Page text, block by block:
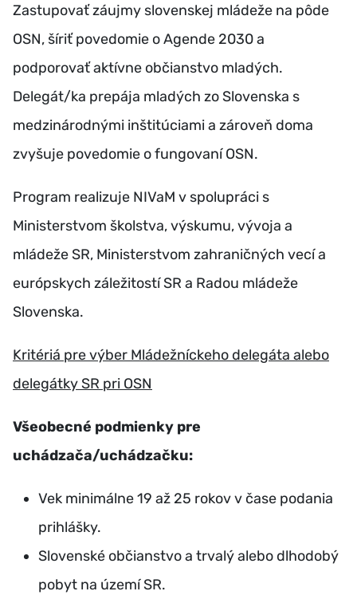
Zastupovať záujmy slovenskej mládeže na pôde
OSN, šíriť povedomie o Agende 2030 a
podporovať aktívne občianstvo mladých.
Delegát/ka prepája mladých zo Slovenska s
medzinárodnými inštitúciami a zároveň doma
zvyšuje povedomie o fungovaní OSN.
Program realizuje NIVaM v spolupráci s
Ministerstvom školstva, výskumu, vývoja a
mládeže SR, Ministerstvom zahraničných vecí a
európskych záležitostí SR a Radou mládeže
Slovenska.
Kritériá pre výber Mládežníckeho delegáta alebo
delegátky SR pri OSN
Všeobecné podmienky pre
uchádzača/uchádzačku:
Vek minimálne 19 až 25 rokov v čase podania
prihlášky.
Slovenské občianstvo a trvalý alebo dlhodobý
pobyt na území SR.